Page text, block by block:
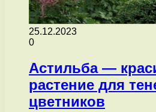
25.12.2023
0
Астильба —
растение для
цветников